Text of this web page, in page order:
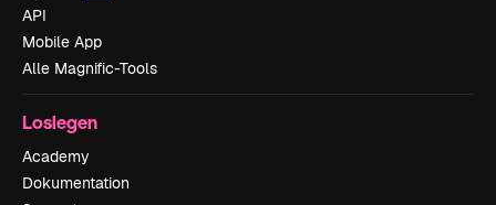
API
Mobile App
Alle Magnific-Tools
Loslegen
Academy
Dokumentation